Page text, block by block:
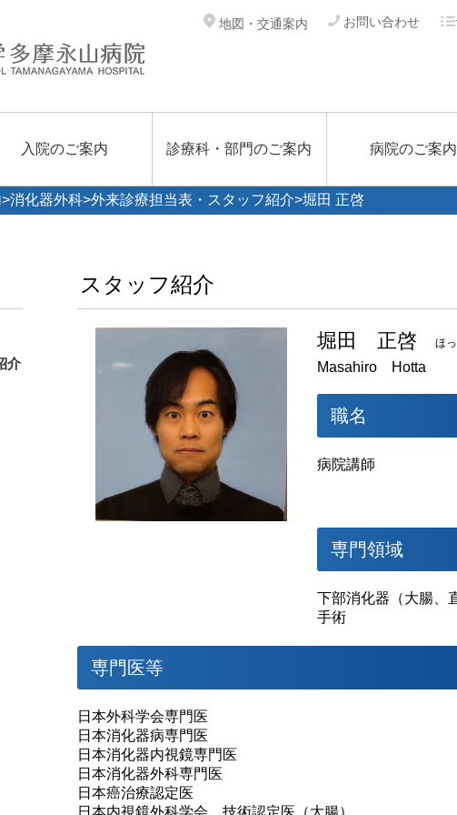
地図・交通案内 お問い合わせ
入院のご案内 診療科・部門のご案内 病院のご案内
>消化器外科>外来診療担当表・スタッフ紹介>堀田 正啓
介
スタッフ紹介
堀田 正啓 ほ
Masahiro Hotta
職名
病院講師
専門領域
下部消化器（大腸、
手術
専門医等
日本外科学会専門医
日本消化器病専門医
日本消化器内視鏡専門医
日本消化器外科専門医
日本癌治療認定医
日本内視鏡外科学会 技術認定医（大腸）